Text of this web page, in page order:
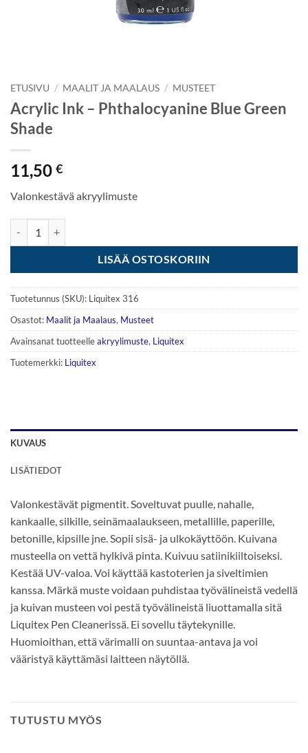
ETUSIVU / MAALIT JA MAALAUS / MUSTEET
Acrylic Ink – Phthalocyanine Blue Green
Shade
11,50 €
Valonkestävä akryylimuste
LISÄÄ OSTOSKORIIN
Tuotetunnus (SKU): Liquitex 316
Osastot: Maalit ja Maalaus, Musteet
Avainsanat tuotteelleakryylimuste, Liquitex
Tuotemerkki: Liquitex
KUVAUS
LISÄTIEDOT
Valonkestävät pigmentit. Soveltuvat puulle, nahalle,
kankaalle, silkille, seinämaalaukseen, metallille, paperille,
betonille, kipsille jne. Sopii sisä- ja ulkokäyttöön. Kuivana
musteella on vettä hylkivä pinta. Kuivuu satiinikiiltoiseksi.
Kestää UV-valoa. Voi käyttää kastoterien ja siveltimien
kanssa. Märkä muste voidaan puhdistaa työvälineistä vedellä
ja kuivan musteen voi pestä työvälineistä liuottamalla sitä
Liquitex Pen Cleanerissä. Ei sovellu täytekynille.
Huomioithan, että värimalli on suuntaa-antava ja voi
vääristyä käyttämäsi laitteen näytöllä.
TUTUSTU MYÖS